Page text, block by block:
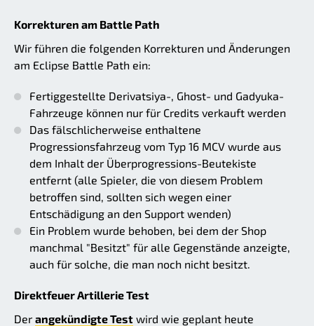
Korrekturen am Battle Path
Wir führen die folgenden Korrekturen und Änderungen
am Eclipse Battle Path ein:
Fertiggestellte Derivatsiya-, Ghost- und Gadyuka-
Fahrzeuge können nur für Credits verkauft werden
Das fälschlicherweise enthaltene
Progressionsfahrzeug vom Typ 16 MCV wurde aus
dem Inhalt der Überprogressions-Beutekiste
entfernt (alle Spieler, die von diesem Problem
betroffen sind, sollten sich wegen einer
Entschädigung an den Support wenden)
Ein Problem wurde behoben, bei dem der Shop
manchmal "Besitzt" für alle Gegenstände anzeigte,
auch für solche, die man noch nicht besitzt.
Direktfeuer Artillerie Test
Der angekündigte Test wird wie geplant heute